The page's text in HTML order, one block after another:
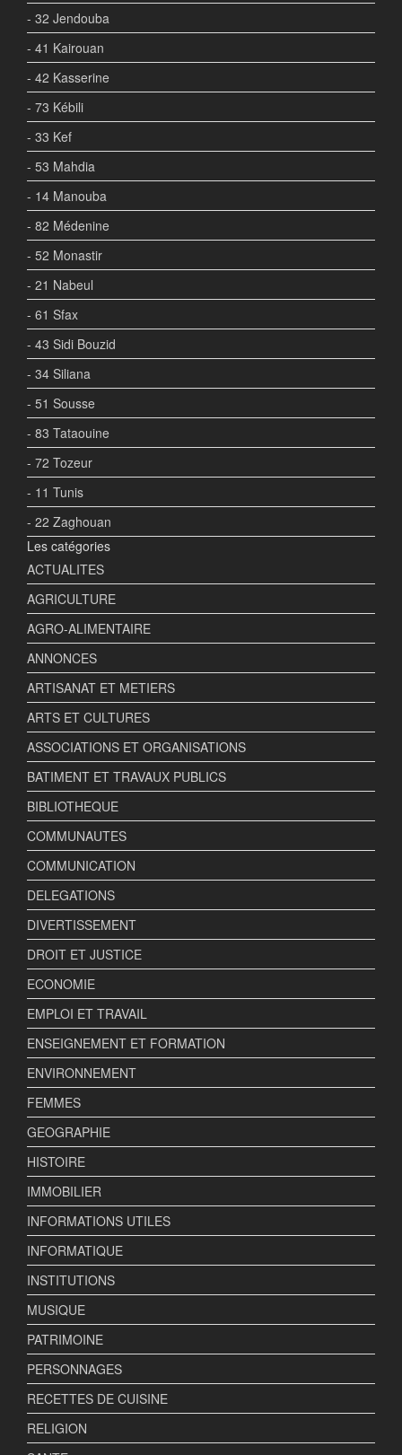
- 32 Jendouba
- 41 Kairouan
- 42 Kasserine
- 73 Kébili
- 33 Kef
- 53 Mahdia
- 14 Manouba
- 82 Médenine
- 52 Monastir
- 21 Nabeul
- 61 Sfax
- 43 Sidi Bouzid
- 34 Siliana
- 51 Sousse
- 83 Tataouine
- 72 Tozeur
- 11 Tunis
- 22 Zaghouan
Les catégories
ACTUALITES
AGRICULTURE
AGRO-ALIMENTAIRE
ANNONCES
ARTISANAT ET METIERS
ARTS ET CULTURES
ASSOCIATIONS ET ORGANISATIONS
BATIMENT ET TRAVAUX PUBLICS
BIBLIOTHEQUE
COMMUNAUTES
COMMUNICATION
DELEGATIONS
DIVERTISSEMENT
DROIT ET JUSTICE
ECONOMIE
EMPLOI ET TRAVAIL
ENSEIGNEMENT ET FORMATION
ENVIRONNEMENT
FEMMES
GEOGRAPHIE
HISTOIRE
IMMOBILIER
INFORMATIONS UTILES
INFORMATIQUE
INSTITUTIONS
MUSIQUE
PATRIMOINE
PERSONNAGES
RECETTES DE CUISINE
RELIGION